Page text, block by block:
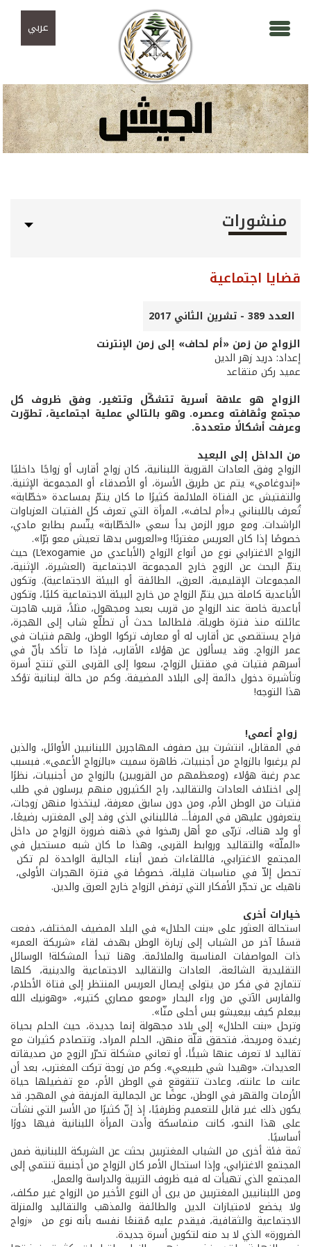
عربي
منشورات
قضايا اجتماعية
العدد 389 - تشرين الثاني 2017
الزواج من زمن «أم لحاف» إلى زمن الإنترنت
إعداد: دريد زهر الدين
عميد ركن متقاعد
الزواج هو علاقة أسرية تتشكّل وتتغير، وفق ظروف كل
مجتمع وثقافته وعصره. وهو بالتالي عملية اجتماعية، تطوّرت
وعرفت أشكالًا متعددة.
من الداخل إلى البعيد
الزواج وفق العادات القروية اللبنانية، كان زواج أقارب أو زواجًا داخليًا
«إندوغامي» يتم عن طريق الأسرة، أو الأصدقاء أو المجموعة الإثنية.
والتفتيش عن الفتاة الملائمة كثيرًا ما كان يتمّ بمساعدة «خطّابة»
تُعرف باللبناني بـ«أم لحاف»، المرأة التي تعرف كل الفتيات العزباوات
الراشدات. ومع مرور الزمن بدأ سعي «الخطّابة» يتّسم بطابع مادي،
خصوصًا إذا كان العريس مغتربًا! و«العروس بدها تعيش معو برّا».
الزواج الاغترابي نوع من أنواع الزواج (الأباعدي من L’exogamie) حيث
يتمّ البحث عن الزوج خارج المجموعة الاجتماعية (العشيرة، الإثنية،
المجموعات الإقليمية، العرق، الطائفة أو البيئة الاجتماعية). وتكون
الأباعدية كاملة حين يتمّ الزواج من خارج البيئة الاجتماعية كليًا، وتكون
أباعدية خاصة عند الزواج من قريب بعيد ومجهول، مثلاً، قريب هاجرت
عائلته منذ فترة طويلة. فلطالما حدث أن تطلّع شاب إلى الهجرة،
فراح يستقصي عن أقارب له أو معارف تركوا الوطن، ولهم فتيات في
عمر الزواج. وقد يسألون عن هؤلاء الأقارب، فإذا ما تأكد بأنّ في
أسرهم فتيات في مقتبل الزواج، سعوا إلى القربى التي تنتج أسرة
وتأشيرة دخول دائمة إلى البلاد المضيفة. وكم من حالة لبنانية تؤكد
هذا التوجه!
زواج أعمى!
في المقابل، انتشرت بين صفوف المهاجرين اللبنانيين الأوائل، والذين
لم يرغبوا بالزواج من أجنبيات، ظاهرة سميت «بالزواج الأعمى». فبسبب
عدم رغبة هؤلاء (ومعظمهم من القرويين) بالزواج من أجنبيات، نظرًا
إلى اختلاف العادات والتقاليد، راح الكثيرون منهم يرسلون في طلب
فتيات من الوطن الأم، ومن دون سابق معرفة، ليتخذوا منهن زوجات،
يتعرفون عليهن في المرفأ... فاللبناني الذي وفد إلى المغترب رضيعًا،
أو ولد هناك، تربّى مع أهل رسّخوا في ذهنه ضرورة الزواج من داخل
«الملّة» والتقاليد وروابط القربى، وهذا ما كان شبه مستحيل في
المجتمع الاغترابي، فاللقاءات ضمن أبناء الجالية الواحدة لم تكن
تحصل إلاّ في مناسبات قليلة، خصوصًا في فترة الهجرات الأولى،
ناهيك عن تحجّر الأفكار التي ترفض الزواج خارج العرق والدين.
خيارات أخرى
استحالة العثور على «بنت الحلال» في البلد المضيف المختلف، دفعت
قسمًا آخر من الشباب إلى زيارة الوطن بهدف لقاء «شريكة العمر»
ذات المواصفات المناسبة والملائمة. وهنا تبدأ المشكلة! الوسائل
التقليدية الشائعة، العادات والتقاليد الاجتماعية والدينية، كلها
تتمازج في فكر من يتولى إيصال العريس المنتظر إلى فتاة الأحلام،
والفارس الآتي من وراء البحار «ومعو مصاري كتير»، «وهونيك الله
بيعلم كيف بيعيشو بس أحلى منّا».
وترحل «بنت الحلال» إلى بلاد مجهولة إنما جديدة، حيث الحلم بحياة
رغيدة ومريحة، فتحقق قلّة منهن، الحلم المراد، وتتصادم كثيرات مع
تقاليد لا تعرف عنها شيئًا، أو تعاني مشكلة تحرّر الزوج من صديقاته
العديدات، «وهيدا شي طبيعي». وكم من زوجة تركت المغترب، بعد أن
عانت ما عانته، وعادت تتقوقع في الوطن الأم، مع تفضيلها حياة
الأزمات والقهر في الوطن، عوضًا عن الجمالية المزيفة في المهجر. قد
يكون ذلك غير قابل للتعميم وظرفيًا، إذ إنّ كثيرًا من الأسر التي نشأت
على هذا النحو، كانت متماسكة وأدت المرأة اللبنانية فيها دورًا
أساسيًا.
ثمة فئة أخرى من الشباب المغتربين بحثت عن الشريكة اللبنانية ضمن
المجتمع الاغترابي، وإذا استحال الأمر كان الزواج من أجنبية تنتمي إلى
المجتمع الذي تهيأت له فيه ظروف التربية والدراسة والعمل.
ومن اللبنانيين المغتربين من يرى أن النوع الأخير من الزواج غير مكلف،
ولا يخضع لامتيازات الدين والطائفة والمذهب والتقاليد والمنزلة
الاجتماعية والثقافية، فيقدم عليه مُقنعًا نفسه بأنه نوع من «زواج
الضرورة» الذي لا بد منه لتكوين أسرة جديدة.